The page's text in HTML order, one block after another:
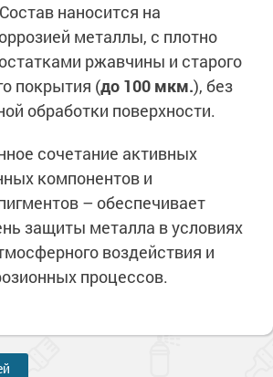
для фасада
наносится на
металлы, с плотно
ржавчины и старого
покрытия (до 100 мкм.), без
обработки поверхности.
сочетание активных
компонентов и
– обеспечивает
защиты металла в условиях
воздействия и
процессов.